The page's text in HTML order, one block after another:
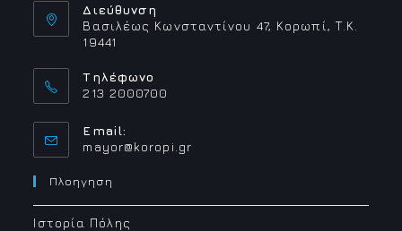
Διεύθυνση
Βασιλέως Κωνσταντίνου 47, Κορωπί, Τ.Κ.
19441
Τηλέφωνο
213 2000700
Email:
mayor@koropi.grOpens
Πλοηγηση
Ιστορία Πόλης